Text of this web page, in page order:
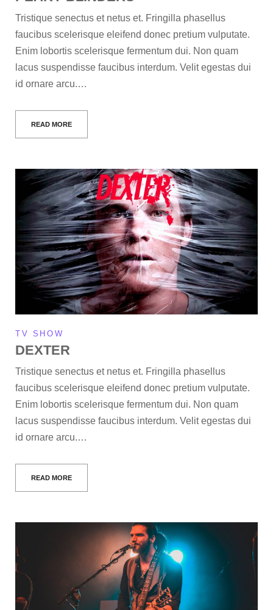
Tristique senectus et netus et. Fringilla phasellus
faucibus scelerisque eleifend donec pretium vulputate.
Enim lobortis scelerisque fermentum dui. Non quam
lacus suspendisse faucibus interdum. Velit egestas dui
id ornare arcu.…
READ MORE
TV SHOW
DEXTER
Tristique senectus et netus et. Fringilla phasellus
faucibus scelerisque eleifend donec pretium vulputate.
Enim lobortis scelerisque fermentum dui. Non quam
lacus suspendisse faucibus interdum. Velit egestas dui
id ornare arcu.…
READ MORE